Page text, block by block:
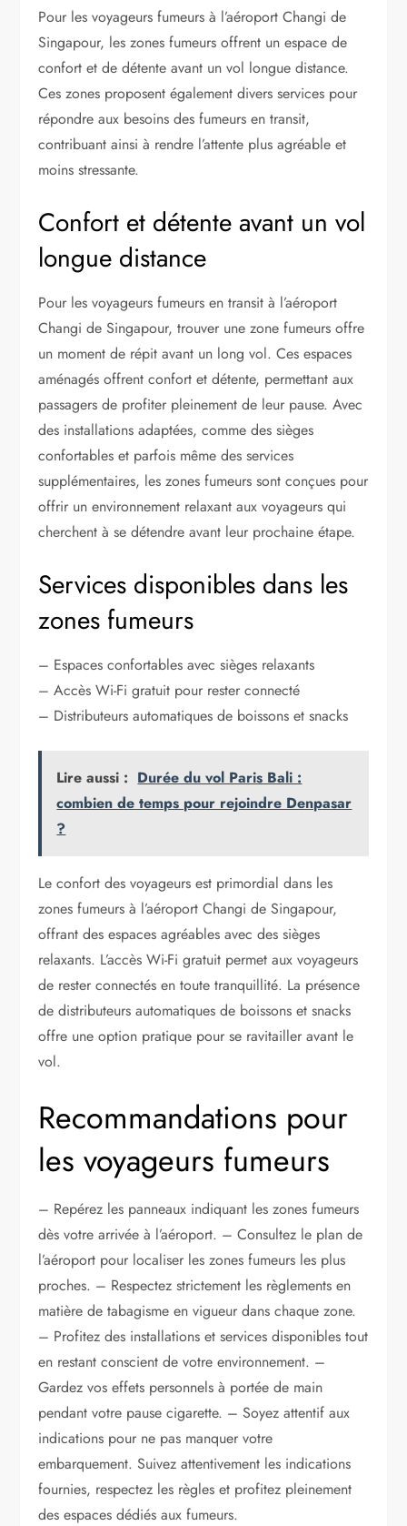
Pour les voyageurs fumeurs à l’aéroport Changi de
Singapour, les zones fumeurs offrent un espace de
confort et de détente avant un vol longue distance.
Ces zones proposent également divers services pour
répondre aux besoins des fumeurs en transit,
contribuant ainsi à rendre l’attente plus agréable et
moins stressante.
Confort et détente avant un vol
longue distance
Pour les voyageurs fumeurs en transit à l’aéroport
Changi de Singapour, trouver une zone fumeurs offre
un moment de répit avant un long vol. Ces espaces
aménagés offrent confort et détente, permettant aux
passagers de profiter pleinement de leur pause. Avec
des installations adaptées, comme des sièges
confortables et parfois même des services
supplémentaires, les zones fumeurs sont conçues pour
offrir un environnement relaxant aux voyageurs qui
cherchent à se détendre avant leur prochaine étape.
Services disponibles dans les
zones fumeurs
– Espaces confortables avec sièges relaxants
– Accès Wi-Fi gratuit pour rester connecté
– Distributeurs automatiques de boissons et snacks
Lire aussi : Durée du vol Paris Bali :
combien de temps pour rejoindre Denpasar
?
Le confort des voyageurs est primordial dans les
zones fumeurs à l’aéroport Changi de Singapour,
offrant des espaces agréables avec des sièges
relaxants. L’accès Wi-Fi gratuit permet aux voyageurs
de rester connectés en toute tranquillité. La présence
de distributeurs automatiques de boissons et snacks
offre une option pratique pour se ravitailler avant le
vol.
Recommandations pour
les voyageurs fumeurs
– Repérez les panneaux indiquant les zones fumeurs
dès votre arrivée à l’aéroport. – Consultez le plan de
l’aéroport pour localiser les zones fumeurs les plus
proches. – Respectez strictement les règlements en
matière de tabagisme en vigueur dans chaque zone.
– Profitez des installations et services disponibles tout
en restant conscient de votre environnement. –
Gardez vos effets personnels à portée de main
pendant votre pause cigarette. – Soyez attentif aux
indications pour ne pas manquer votre
embarquement. Suivez attentivement les indications
fournies, respectez les règles et profitez pleinement
des espaces dédiés aux fumeurs.